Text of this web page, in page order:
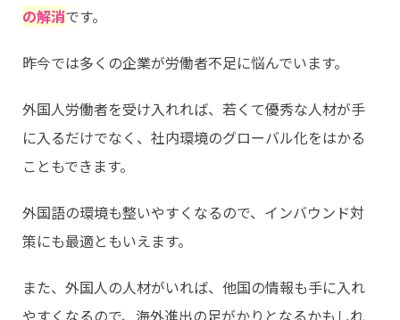
の解消です。
昨今では多くの企業が労働者不足に悩んでいます。
外国人労働者を受け入れれば、若くて優秀な人材が手
に入るだけでなく、社内環境のグローバル化をはかる
こともできます。
外国語の環境も整いやすくなるので、インバウンド対
策にも最適ともいえます。
また、外国人の人材がいれば、他国の情報も手に入れ